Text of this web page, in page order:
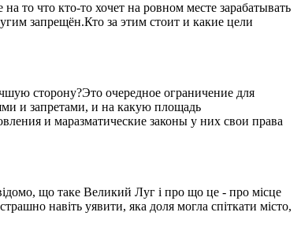
то что кто-то хочет на ровном месте зарабатывать
запрещён.Кто за этим стоит и какие цели
сторону?Это очередное ограничение для
и запретами, и на какую площадь
и маразматические законы у них свои права
що таке Великий Луг і про що це - про місце
навіть уявити, яка доля могла спіткати місто,